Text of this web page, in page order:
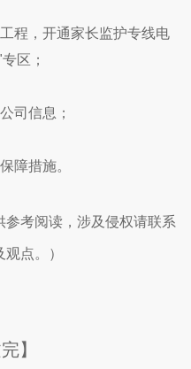
程，开通家长监护专线电
区；
司信息；
障措施。
参考阅读，涉及侵权请联系
点。）
】